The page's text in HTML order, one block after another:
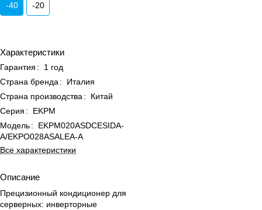
-40 -20
Характеристики
Гарантия :
1 год
Страна бренда :
Италия
Страна производства :
Китай
Серия :
EKPM
Модель:
EKPM020ASDCESIDA-
A/EKPO028ASALEA-A
Все характеристики
Описание
Прецизионный кондиционер для
серверных: инверторные